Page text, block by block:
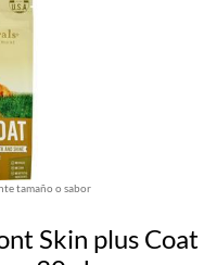
tamaño o sabor
Skin plus Coat